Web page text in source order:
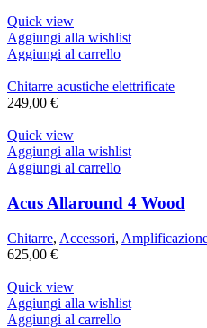
Quick view
Aggiungi alla wishlist
Aggiungi al carrello
Chitarre acustiche elettrificate
249,00 €
Quick view
Aggiungi alla wishlist
Aggiungi al carrello
Acus Allaround 4 Wood
Chitarre, Accessori,
625,00 €
Quick view
Aggiungi alla wishlist
Aggiungi al carrello